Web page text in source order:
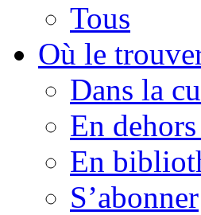
Tous
Où le
Dans la
En
En
S’abonner